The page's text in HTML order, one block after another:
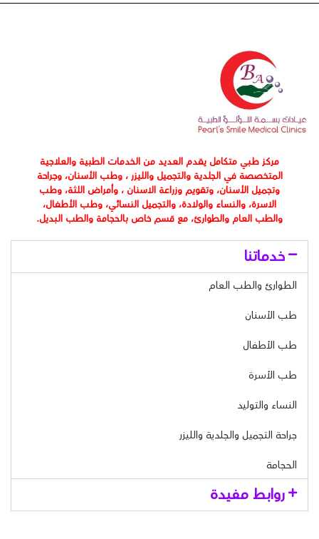
مركز طبي متكامل يقدم العديد من الخدمات الطبية والعلاجية
المتخصصة في الجلدية والتجميل والليزر ، وطب الأسنان، وجراحة
وتجميل الأسنان، وتقويم وزراعة الاسنان ، وأمراض اللثة، وطب
الاسرة، والنساء والولادة، والتجميل النسائي، وطب الأطفال،
والطب العام والطوارئ، مع قسم خاص بالحجامة والطب البديل.
خدماتنا
الطوارئ والطب العام
طب الأسنان
طب الأطفال
طب الأسرة
النساء والتوليد
جراحة التجميل والجلدية والليزر
الحجامة
روابط مفيدة